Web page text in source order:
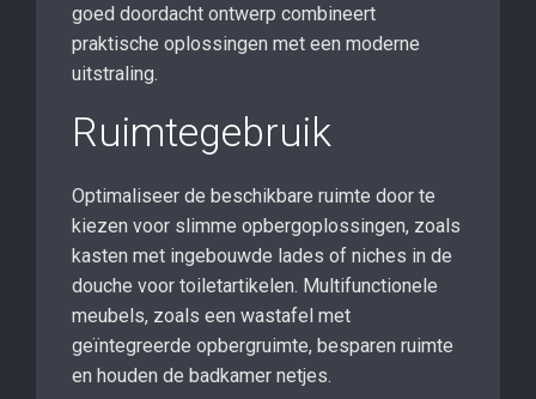
goed doordacht ontwerp combineert
praktische oplossingen met een moderne
uitstraling.
Ruimtegebruik
Optimaliseer de beschikbare ruimte door te
kiezen voor slimme opbergoplossingen, zoals
kasten met ingebouwde lades of niches in de
douche voor toiletartikelen. Multifunctionele
meubels, zoals een wastafel met
geïntegreerde opbergruimte, besparen ruimte
en houden de badkamer netjes.